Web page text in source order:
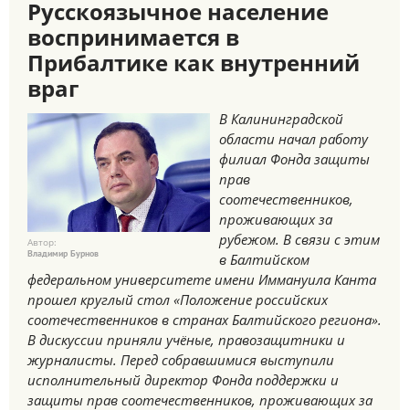
Русскоязычное население
воспринимается в
Прибалтике как внутренний
враг
Автор:
Владимир Бурнов
В Калининградской
области начал работу
филиал Фонда защиты
прав
соотечественников,
проживающих за
рубежом. В связи с этим
в Балтийском
федеральном университете имени Иммануила Канта
прошел круглый стол «Положение российских
соотечественников в странах Балтийского региона».
В дискуссии приняли учёные, правозащитники и
журналисты. Перед собравшимися выступили
исполнительный директор Фонда поддержки и
защиты прав соотечественников, проживающих за